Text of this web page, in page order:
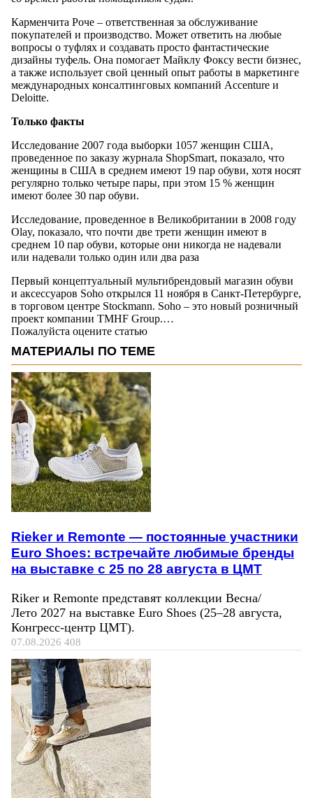
Карменчита Роче – ответственная за обслуживание
покупателей и производство. Может ответить на любые
вопросы о туфлях и создавать просто фантастические
дизайны туфель. Она помогает Майклу Фоксу вести бизнес,
а также использует свой ценный опыт работы в маркетинге
международных консалтинговых компаний Accenture и
Deloitte.
Только факты
Исследование 2007 года выборки 1057 женщин США,
проведенное по заказу журнала ShopSmart, показало, что
женщины в США в среднем имеют 19 пар обуви, хотя носят
регулярно только четыре пары, при этом 15 % женщин
имеют более 30 пар обуви.
Исследование, проведенное в Великобритании в 2008 году
Olay, показало, что почти две трети женщин имеют в
среднем 10 пар обуви, которые они никогда не надевали
или надевали только один или два раза
Первый концептуальный мультибрендовый магазин обуви
и аксессуаров Soho открылся 11 ноября в Санкт-Петербурге,
в торговом центре Stockmann. Soho – это новый розничный
проект компании TMHF Group.…
Пожалуйста оцените статью
МАТЕРИАЛЫ ПО ТЕМЕ
Rieker и Remonte — постоянные участники
Euro Shoes: встречайте любимые бренды
на выставке с 25 по 28 августа в ЦМТ
Riker и Remonte представят коллекции Весна/
Лето 2027 на выставке Euro Shoes (25–28 августа,
Конгресс‑центр ЦМТ).
07.08.2026 408